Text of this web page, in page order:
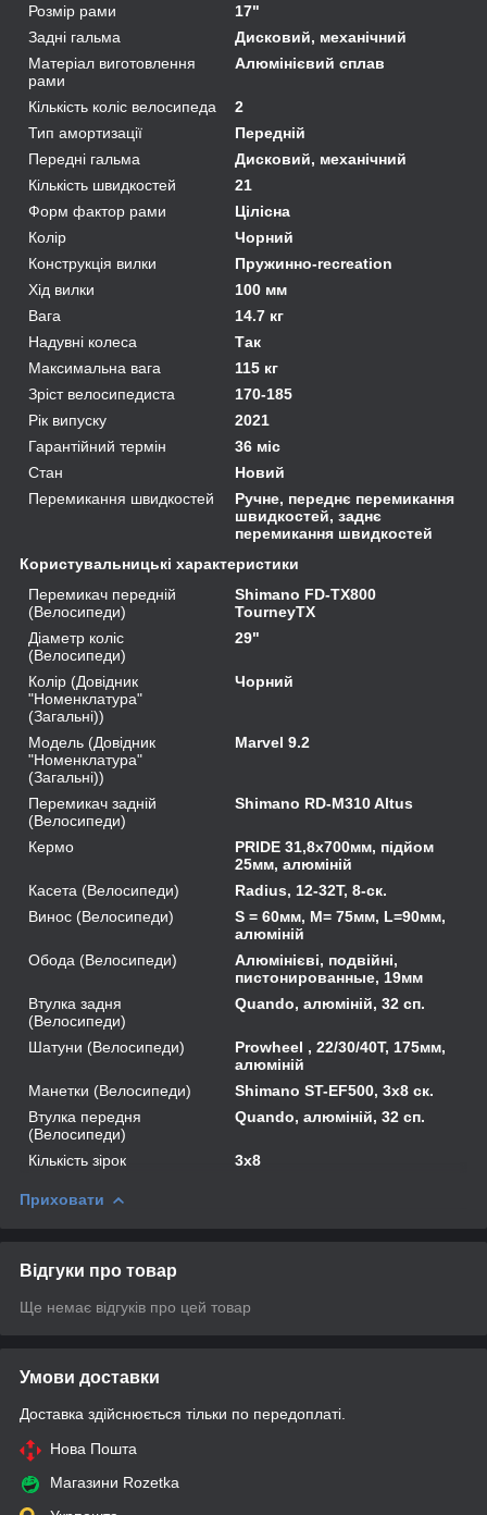
Розмір рами
17"
Задні гальма
Дисковий, механічний
Матеріал виготовлення
рами
Алюмінієвий сплав
Кількість коліс велосипеда
2
Тип амортизації
Передній
Передні гальма
Дисковий, механічний
Кількість швидкостей
21
Форм фактор рами
Цілісна
Колір
Чорний
Конструкція вилки
Пружинно-recreation
Хід вилки
100 мм
Вага
14.7 кг
Надувні колеса
Так
Максимальна вага
115 кг
Зріст велосипедиста
170-185
Рік випуску
2021
Гарантійний термін
36 міс
Стан
Новий
Перемикання швидкостей
Ручне, переднє перемикання
швидкостей, заднє
перемикання швидкостей
Користувальницькі характеристики
Перемикач передній
(Велосипеди)
Shimano FD-TX800
TourneyTX
Діаметр коліс
(Велосипеди)
29"
Колір (Довідник
"Номенклатура"
(Загальні))
Чорний
Модель (Довідник
"Номенклатура"
(Загальні))
Marvel 9.2
Перемикач задній
(Велосипеди)
Shimano RD-M310 Altus
Кермо
PRIDE 31,8х700мм, підйом
25мм, алюміній
Касета (Велосипеди)
Radius, 12-32T, 8-ск.
Винос (Велосипеди)
S = 60мм, M= 75мм, L=90мм,
алюміній
Обода (Велосипеди)
Алюмінієві, подвійні,
пистонированные, 19мм
Втулка задня
(Велосипеди)
Quando, алюміній, 32 сп.
Шатуни (Велосипеди)
Prowheel , 22/30/40T, 175мм,
алюміній
Манетки (Велосипеди)
Shimano ST-EF500, 3x8 ск.
Втулка передня
(Велосипеди)
Quando, алюміній, 32 сп.
Кількість зірок 3x8
Приховати
Відгуки про товар
Ще немає відгуків про цей товар
Умови доставки
Доставка здійснюється тільки по передоплаті.
Нова Пошта
Магазини Rozetka